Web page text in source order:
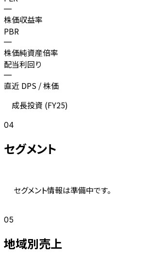
—
株価収益率
PBR
—
株価純資産倍率
配当利回り
—
直近 DPS / 株価
成長投資 (FY25)
04
セグメント
セグメント情報は準備中です。
05
地域別売上